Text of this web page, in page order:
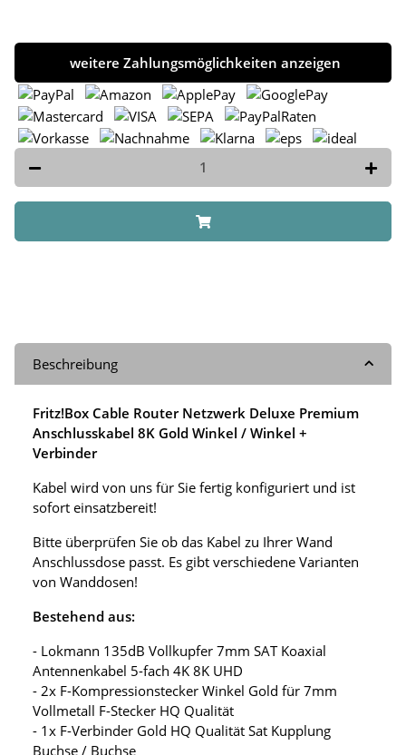
weitere Zahlungsmöglichkeiten anzeigen
Beschreibung
Fritz!Box Cable Router Netzwerk Deluxe Premium
Anschlusskabel 8K Gold Winkel / Winkel +
Verbinder
Kabel wird von uns für Sie fertig konfiguriert und ist
sofort einsatzbereit!
Bitte überprüfen Sie ob das Kabel zu Ihrer Wand
Anschlussdose passt. Es gibt verschiedene Varianten
von Wanddosen!
Bestehend aus:
- Lokmann 135dB Vollkupfer 7mm SAT Koaxial
Antennenkabel 5-fach 4K 8K UHD
- 2x F-Kompressionstecker Winkel Gold für 7mm
Vollmetall F-Stecker HQ Qualität
- 1x F-Verbinder Gold HQ Qualität Sat Kupplung
Buchse / Buchse